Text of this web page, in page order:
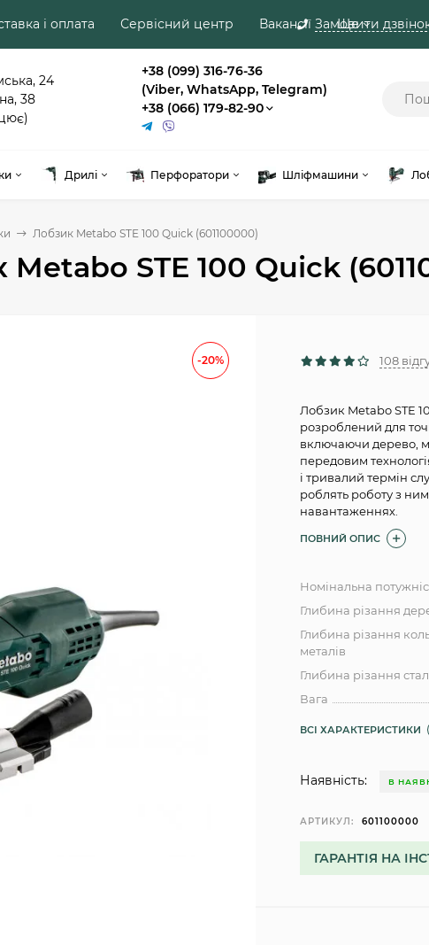
Замовити
і оплата Сервісний центр Вакансії Ще
24
38
+38 (099) 316-76-36
(Viber, WhatsApp, Telegram)
+38 (066) 179-82-90
Дрилі Перфоратори Шліфмашини
Лобзик Metabo STE 100 Quick (601100000)
Metabo STE 100 Quick
-20% 108
Лобзик Metabo STE
розроблений для
включаючи дерево,
передовим
і тривалий термін
роблять роботу з
навантаженнях.
ПОВНИЙ ОПИС
Номінальна
Глибина різання
Глибина різання
металів
Глибина різання
Вага
ВСІ ХАРАКТЕРИСТИКИ
Наявність: В
АРТИКУЛ: 601100000
ГАРАНТІЯ НА